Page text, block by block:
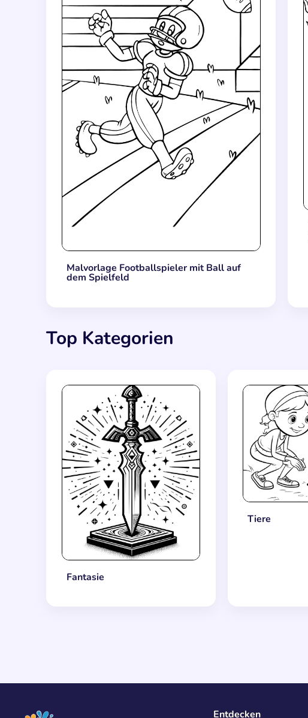
Malvorlage Footballspieler mit Ball auf
dem Spielfeld
Top Kategorien
Fantasie
Tiere
Entdecken